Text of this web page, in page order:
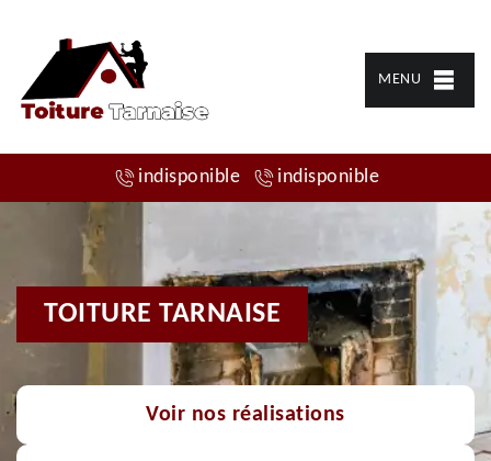
MENU
indisponible indisponible
TOITURE TARNAISE
Voir nos réalisations